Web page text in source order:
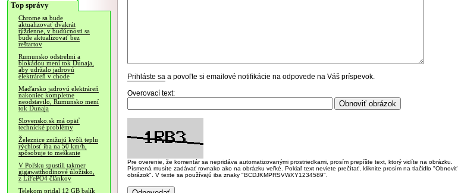
Top správy
Chrome sa bude
aktualizovať dvakrát
týždenne, v budúcnosti sa
bude aktualizovať bez
reštartov
Rumunsko odstrelmi a
blokádou mení tok Dunaja,
aby udržalo jadrovú
elektráreň v chode
Maďarsko jadrovú elektráreň
nakoniec kompletne
neodstavilo, Rumunsko mení
tok Dunaja
Slovensko.sk má opäť
technické problémy
Železnice znižujú kvôli teplu
rýchlosť iba na 50 km/h,
spôsobuje to meškanie
V Poľsku spustili takmer
gigawatthodinové úložisko,
z LiFePO4 článkov
Telekom pridal 12 GB balík
Prihláste sa a povoľte si emailové notifikácie na odpovede na Váš príspevok.
Overovací text:
Pre overenie, že komentár sa nepridáva automatizovanými prostriedkami, prosím prepíšte text, ktorý vidíte na obrázku.
Písmená musíte zadávať rovnako ako na obrázku veľké. Pokiaľ text neviete prečítať, kliknite prosím na tlačidlo "Obnoviť
obrázok". V texte sa používajú iba znaky "BCDJKMPRSVWXY1234589".